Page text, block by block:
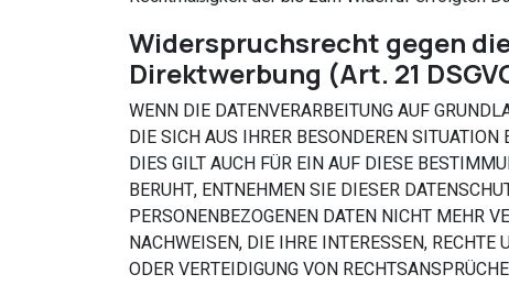
Widerspruchsrecht gegen
Direktwerbung (Art. 21
WENN DIE DATENVERARBEITUNG AUF
DIE SICH AUS IHRER BESONDEREN SITUATION
DIES GILT AUCH FÜR EIN AUF DIESE
BERUHT, ENTNEHMEN SIE DIESER
PERSONENBEZOGENEN DATEN NICHT MEHR
NACHWEISEN, DIE IHRE INTERESSEN, RECHTE
ODER VERTEIDIGUNG VON